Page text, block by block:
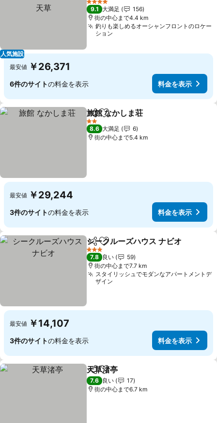
人気施設
4 ホテルのランク
9.1 大満足
156
街の中心まで4.4 km
釣りも楽しめるオーシャンフロントのロケー
ション
最安値 ￥26,371
6件のサイトの料金を表示 料金を表示
シェアお気に入りに追加
旅館 なかしま荘
2 ホテルのランク
8.6 大満足
6
街の中心まで5.4 km
最安値 ￥29,244
3件のサイトの料金を表示 料金を表示
シェアお気に入りに追加
シークルーズハウス ナビオ
3 ホテルのランク
7.8 良い
59
街の中心まで7.7 km
スタイリッシュでモダンなアパートメントデ
ザイン
最安値 ￥14,107
3件のサイトの料金を表示 料金を表示
シェアお気に入りに追加
天草渚亭
7.6 良い
17
街の中心まで6.7 km